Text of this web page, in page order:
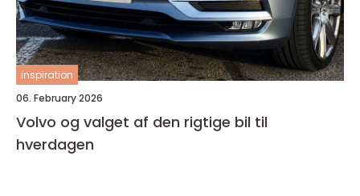
inspiration
06. February 2026
Volvo og valget af den rigtige bil til
hverdagen